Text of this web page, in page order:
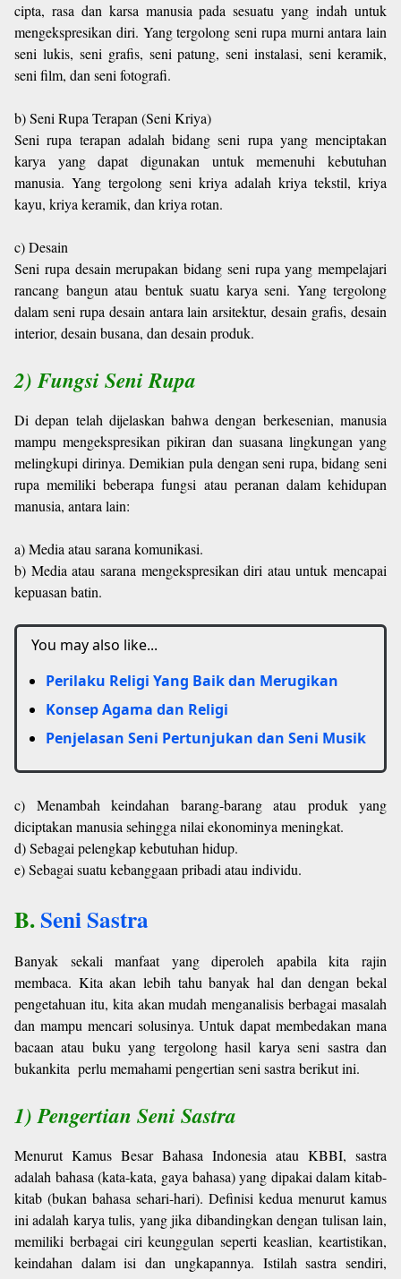
cipta, rasa dan karsa manusia pada sesuatu yang indah untuk
mengekspresikan diri. Yang tergolong seni rupa murni antara lain
seni lukis, seni grafis, seni patung, seni instalasi, seni keramik,
seni film, dan seni fotografi.
b) Seni Rupa Terapan (Seni Kriya)
Seni rupa terapan adalah bidang seni rupa yang menciptakan
karya yang dapat digunakan untuk memenuhi kebutuhan
manusia. Yang tergolong seni kriya adalah kriya tekstil, kriya
kayu, kriya keramik, dan kriya rotan.
c) Desain
Seni rupa desain merupakan bidang seni rupa yang mempelajari
rancang bangun atau bentuk suatu karya seni. Yang tergolong
dalam seni rupa desain antara lain arsitektur, desain grafis, desain
interior, desain busana, dan desain produk.
2) Fungsi Seni Rupa
Di depan telah dijelaskan bahwa dengan berkesenian, manusia
mampu mengekspresikan pikiran dan suasana lingkungan yang
melingkupi dirinya. Demikian pula dengan seni rupa, bidang seni
rupa memiliki beberapa fungsi atau peranan dalam kehidupan
manusia, antara lain:
a) Media atau sarana komunikasi.
b) Media atau sarana mengekspresikan diri atau untuk mencapai
kepuasan batin.
You may also like...
Perilaku Religi Yang Baik dan Merugikan
Konsep Agama dan Religi
Penjelasan Seni Pertunjukan dan Seni Musik
c) Menambah keindahan barang-barang atau produk yang
diciptakan manusia sehingga nilai ekonominya meningkat.
d) Sebagai pelengkap kebutuhan hidup.
e) Sebagai suatu kebanggaan pribadi atau individu.
B.Seni Sastra
Banyak sekali manfaat yang diperoleh apabila kita rajin
membaca. Kita akan lebih tahu banyak hal dan dengan bekal
pengetahuan itu, kita akan mudah menganalisis berbagai masalah
dan mampu mencari solusinya. Untuk dapat membedakan mana
bacaan atau buku yang tergolong hasil karya seni sastra dan
bukankita perlu memahami pengertian seni sastra berikut ini.
1) Pengertian Seni Sastra
Menurut Kamus Besar Bahasa Indonesia atau KBBI, sastra
adalah bahasa (kata-kata, gaya bahasa) yang dipakai dalam kitab-
kitab (bukan bahasa sehari-hari). Definisi kedua menurut kamus
ini adalah karya tulis, yang jika dibandingkan dengan tulisan lain,
memiliki berbagai ciri keunggulan seperti keaslian, keartistikan,
keindahan dalam isi dan ungkapannya. Istilah sastra sendiri,